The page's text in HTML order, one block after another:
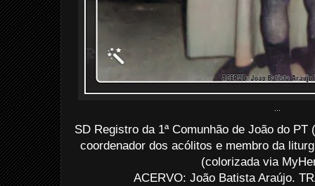
SD Registro da 1ª Comunhão de João do
coordenador dos acólitos e membro da
(colorizada via
ACERVO: João Batista Araújo.